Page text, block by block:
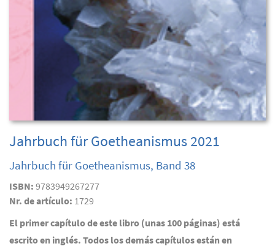
Jahrbuch für Goetheanismus 2021
Jahrbuch für Goetheanismus, Band 38
ISBN: 9783949267277
Nr. de artículo: 1729
El primer capítulo de este libro (unas 100 páginas) está
escrito en inglés. Todos los demás capítulos están en